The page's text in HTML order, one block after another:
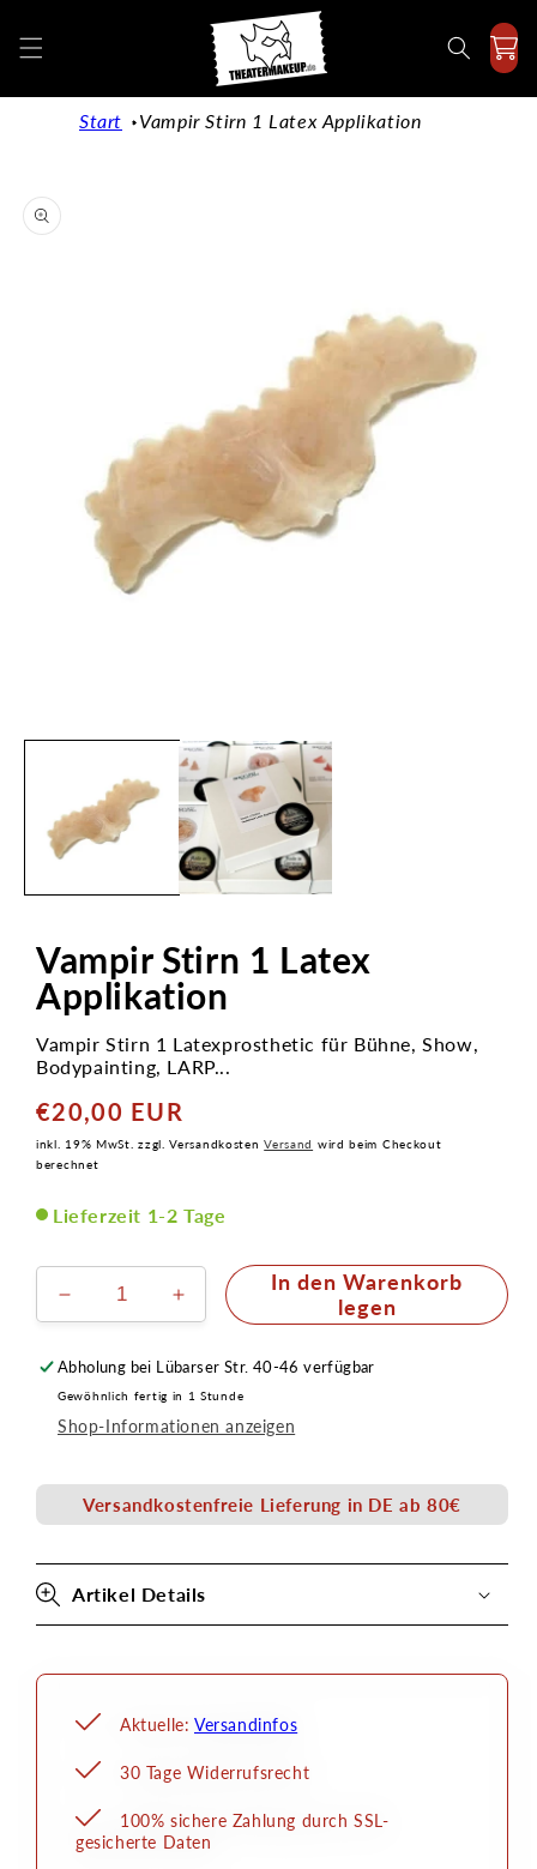
Inhalt
Start Vampir Stirn 1 Latex Applikation
Vampir Stirn 1 Latex
Applikation
Vampir Stirn 1 Latexprosthetic für Bühne, Show,
Bodypainting, LARP...
Normaler
Preis
€20,00 EUR
inkl. 19% MwSt. zzgl. VersandkostenVersand wird beim Checkout
berechnet
Lieferzeit 1-2 Tage
Verringere
die
Menge
für
Vampir
Stirn
Latex
Applikation
Erhöhe
die
Menge
für
Vampir
Stirn
Latex
Applikation
In den Warenkorb
legen
Abholung bei Lübarser Str. 40-46 verfügbar
Gewöhnlich fertig in 1 Stunde
Shop-Informationen anzeigen
Versandkostenfreie Lieferung in DE ab 80€
Artikel Details
Aktuelle: Versandinfos
30 Tage Widerrufsrecht
100% sichere Zahlung durch SSL-
gesicherte Daten